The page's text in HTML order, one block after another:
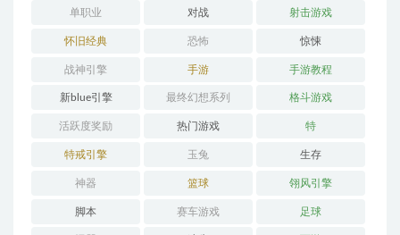
单职业 对战 射击游戏
怀旧经典 恐怖 惊悚
战神引擎 手游 手游教程
新blue引擎 最终幻想系列 格斗游戏
活跃度奖励 热门游戏 特
特戒引擎 玉兔 生存
神器 篮球 翎风引擎
脚本 赛车游戏 足球